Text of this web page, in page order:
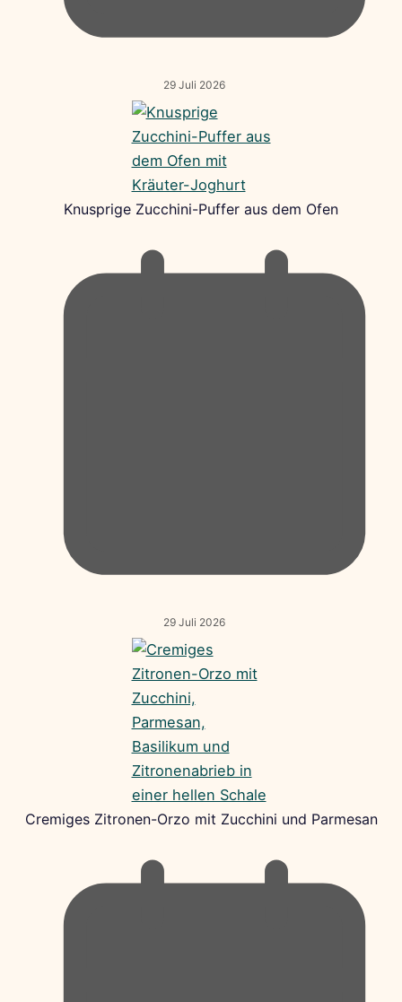
29 Juli 2026
Knusprige Zucchini-Puffer aus dem Ofen
29 Juli 2026
Cremiges Zitronen-Orzo mit Zucchini und Parmesan